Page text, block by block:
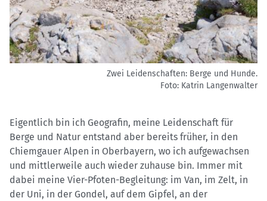
Zwei Leidenschaften: Berge und Hunde.
Foto: Katrin Langenwalter
Eigentlich bin ich Geografin, meine Leidenschaft für
Berge und Natur entstand aber bereits früher, in den
Chiemgauer Alpen in Oberbayern, wo ich aufgewachsen
und mittlerweile auch wieder zuhause bin. Immer mit
dabei meine Vier-Pfoten-Begleitung: im Van, im Zelt, in
der Uni, in der Gondel, auf dem Gipfel, an der